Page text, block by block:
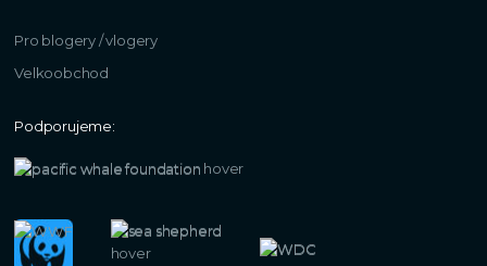
Pro blogery / vlogery
Velkoobchod
Podporujeme: